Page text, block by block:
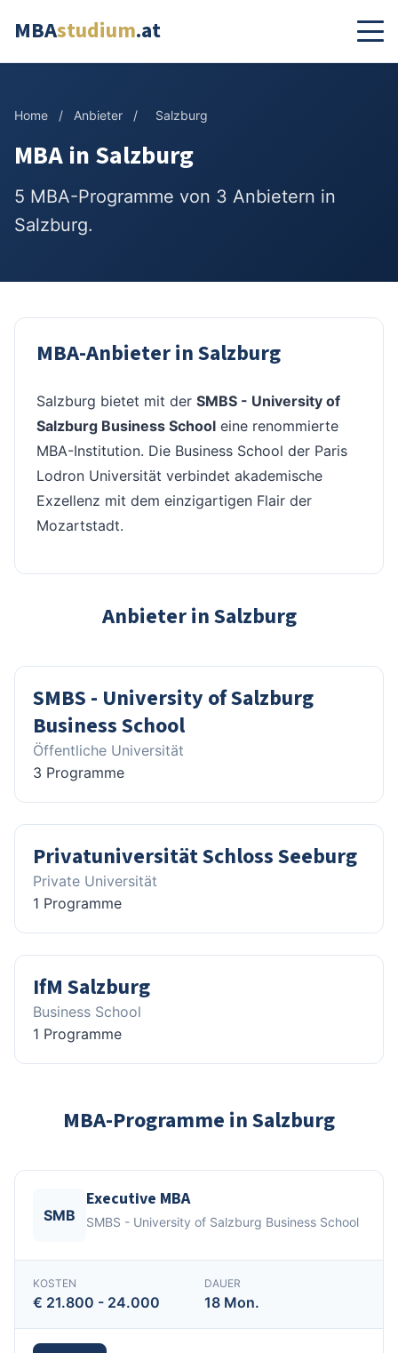
MBAstudium.at
Home / Anbieter / Salzburg
MBA in Salzburg
5 MBA-Programme von 3 Anbietern in
Salzburg.
MBA-Anbieter in Salzburg
Salzburg bietet mit der SMBS - University of
Salzburg Business School eine renommierte
MBA-Institution. Die Business School der Paris
Lodron Universität verbindet akademische
Exzellenz mit dem einzigartigen Flair der
Mozartstadt.
Anbieter in Salzburg
SMBS - University of Salzburg
Business School
Öffentliche Universität
3 Programme
Privatuniversität Schloss Seeburg
Private Universität
1 Programme
IfM Salzburg
Business School
1 Programme
MBA-Programme in Salzburg
SMB
Executive MBA
SMBS - University of Salzburg Business School
KOSTEN
€ 21.800 - 24.000
DAUER
18 Mon.